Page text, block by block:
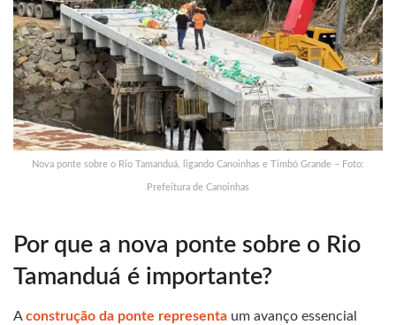
Nova ponte sobre o Rio Tamanduá, ligando Canoinhas e Timbó Grande – Foto:
Prefeitura de Canoinhas
Por que a nova ponte sobre o Rio
Tamanduá é importante?
Aconstrução da ponte representa um avanço essencial